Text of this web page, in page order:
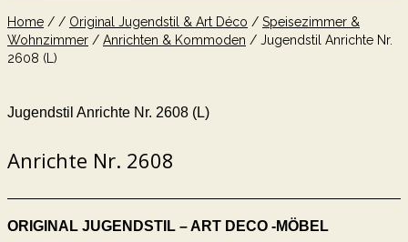
Home / / Original Jugendstil & Art Déco / Speisezimmer &
Wohnzimmer / Anrichten & Kommoden / Jugendstil Anrichte Nr.
2608 (L)
Jugendstil Anrichte Nr. 2608 (L)
Anrichte Nr. 2608
ORIGINAL JUGENDSTIL – ART DECO -MÖBEL